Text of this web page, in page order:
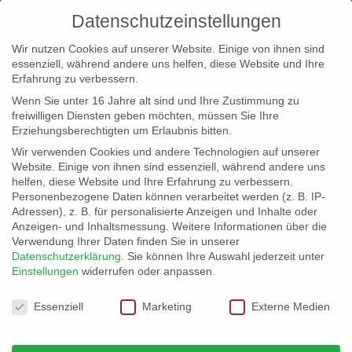
info@erfolgreich-events.de
+4940 46 777 230
Datenschutzeinstellungen
Wir nutzen Cookies auf unserer Website. Einige von ihnen sind
essenziell, während andere uns helfen, diese Website und Ihre
Erfahrung zu verbessern.
Wenn Sie unter 16 Jahre alt sind und Ihre Zustimmung zu
freiwilligen Diensten geben möchten, müssen Sie Ihre
Erziehungsberechtigten um Erlaubnis bitten.
Wir verwenden Cookies und andere Technologien auf unserer
Website. Einige von ihnen sind essenziell, während andere uns
helfen, diese Website und Ihre Erfahrung zu verbessern.
Personenbezogene Daten können verarbeitet werden (z. B. IP-
Adressen), z. B. für personalisierte Anzeigen und Inhalte oder
Anzeigen- und Inhaltsmessung. Weitere Informationen über die
Verwendung Ihrer Daten finden Sie in unserer
Datenschutzerklärung
Sie können Ihre Auswahl jederzeit unter
Einstellungen widerrufen oder anpassen.
Datenschutzeinstellungen
Essenziell Marketing Externe Medien